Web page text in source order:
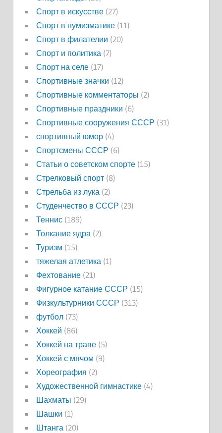
Спорт в искусстве(27)
Спорт в нумизматике(11)
Спорт в филателии (20)
Спорт и политика (7)
Спорт на селе(17)
Спортивные значки (12)
Спортивные комментаторы (2)
Спортивные праздники (6)
Спортивные сооружения СССР (31)
спортивный юмор(4)
Спортсмены СССР (6)
Статьи о советском спорте(15)
Стрелковый спорт(8)
Стрельба из лука (2)
Студенчество в СССР (23)
Теннис(189)
Толкание ядра (2)
Туризм (15)
тяжелая атлетика (1)
Фехтование(21)
Фигурное катание СССР (15)
Физкультурники СССР (313)
футбол(73)
Хоккей (86)
Хоккей на траве(5)
Хоккей с мячом (9)
Хореография (2)
Художественной гимнастике(4)
Шахматы (29)
Шашки (1)
Штанга (20)